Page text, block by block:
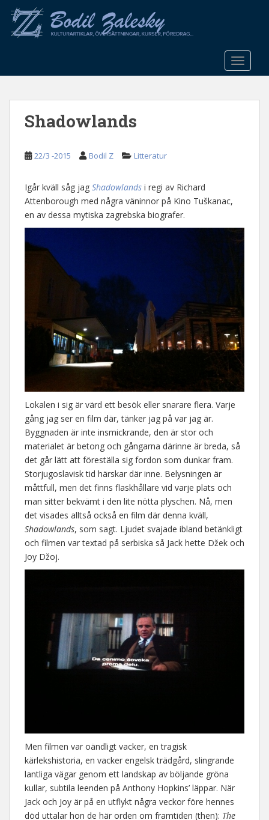
o
Shadowlands
22/3 -2015 Bodil Z Litteratur
Igår kväll såg jag Shadowlands i regi av Richard
Attenborough med några väninnor på Kino Tuškanac,
en av dessa mytiska zagrebska biografer.
Lokalen i sig är värd ett besök eller snarare flera. Varje
gång jag ser en film där, tänker jag på var jag är.
Byggnaden är inte insmickrande, den är stor och
materialet är betong och gångarna därinne är breda, så
det går lätt att föreställa sig fordon som dunkar fram.
Storjugoslavisk tid härskar där inne. Belysningen är
måttfull, men det finns flaskhållare vid varje plats och
man sitter bekvämt i den lite nötta plyschen. Nå, men
det visades alltså också en film där denna kväll,
Shadowlands, som sagt. Ljudet svajade ibland betänkligt
och filmen var textad på serbiska så Jack hette Džek och
Joy Džoj.
Men filmen var oändligt vacker, en tragisk
kärlekshistoria, en vacker engelsk trädgård, slingrande
lantliga vägar genom ett landskap av böljande gröna
kullar, subtila leenden på Anthony Hopkins’ läppar. När
Jack och Joy är på en utflykt några veckor före hennes
död uttalar hon de här orden om framtiden (then): The